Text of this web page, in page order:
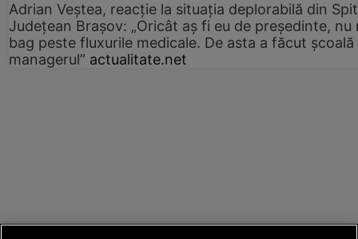
Adrian Veștea, reacție la situația deplorabilă din
Județean Brașov: „Oricât aș fi eu de președinte, nu
bag peste fluxurile medicale. De asta a făcut școală
managerul” actualitate.net